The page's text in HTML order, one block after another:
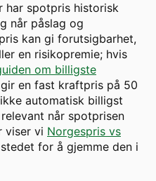
har spotpris historisk
når påslag og
kan gi forutsigbarhet,
en risikopremie; hvis
om billigste
en fast kraftpris på 50
automatisk billigst
når spotprisen
viser vi Norgespris vs
for å gjemme den i